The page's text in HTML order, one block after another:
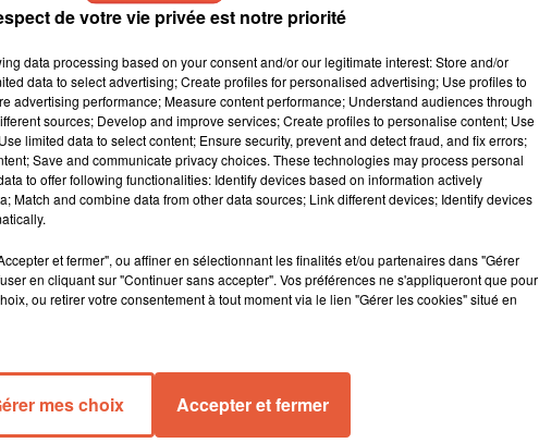
et Peyragudes.
fait des dégâts, mardi, la 17e étape duTour de
Hautes-Pyrénées à gravir. Les coureurs
Peyragudes (Hautes-Pyrénées), à 1 580 mètres
de votre vie privée est notre priorité
data processing based on your consent and/or our legitimate interest: Store and/or
data to select advertising; Create profiles for personalised advertising; Use profiles to
advertising performance; Measure content performance; Understand audiences through
sources; Develop and improve services; Create profiles to personalise content; Use
limited data to select content; Ensure security, prevent and detect fraud, and fix errors;
Save and communicate privacy choices. These technologies may process personal
to offer following functionalities: Identify devices based on information actively
Match and combine data from other data sources; Link different devices; Identify devices
et fermer", ou affiner en sélectionnant les finalités et/ou partenaires dans "Gérer
en cliquant sur "Continuer sans accepter". Vos préférences ne s'appliqueront que pour
ou retirer votre consentement à tout moment via le lien "Gérer les cookies" situé en
mes choix Accepter et fermer